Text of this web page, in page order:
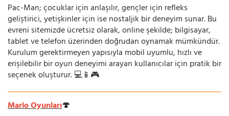
Pac-Man; çocuklar için anlaşılır, gençler için refleks
geliştirici, yetişkinler için ise nostaljik bir deneyim sunar. Bu
evreni sitemizde ücretsiz olarak, online şekilde; bilgisayar,
tablet ve telefon üzerinden doğrudan oynamak mümkündür.
Kurulum gerektirmeyen yapısıyla mobil uyumlu, hızlı ve
erişilebilir bir oyun deneyimi arayan kullanıcılar için pratik bir
seçenek oluşturur. 💻📱🎮
Mario Oyunları🍄